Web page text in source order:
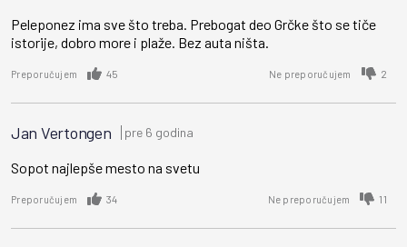
Peleponez ima sve što treba. Prebogat deo Grčke što se tiče
istorije, dobro more i plaže. Bez auta ništa.
Preporučujem 45 Ne preporučujem 2
Jan Vertongen pre 6 godina
Sopot najlepše mesto na svetu
Preporučujem 34 Ne preporučujem 11